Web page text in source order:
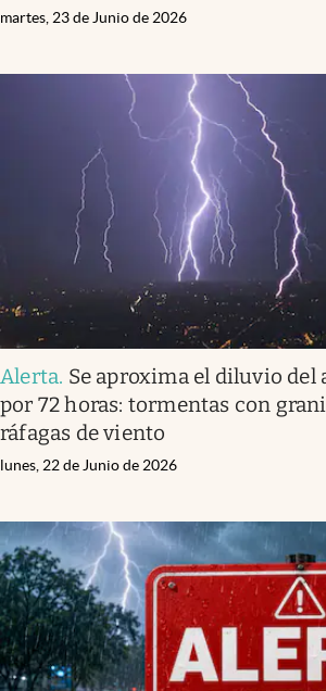
martes, 23 de Junio de 2026
Alerta. Se aproxima el diluvio del
por 72 horas: tormentas con
ráfagas de viento
lunes, 22 de Junio de 2026